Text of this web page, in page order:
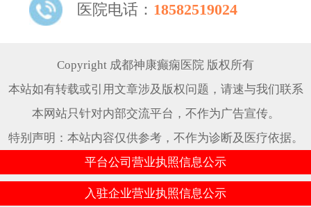
医院电话： 18582519024
Copyright 成都神康癫痫医院 版权所有
本站如有转载或引用文章涉及版权问题，请速与我们联系
本网站只针对内部交流平台，不作为广告宣传。
特别声明：本站内容仅供参考，不作为诊断及医疗依据。
平台公司营业执照信息公示
入驻企业营业执照信息公示